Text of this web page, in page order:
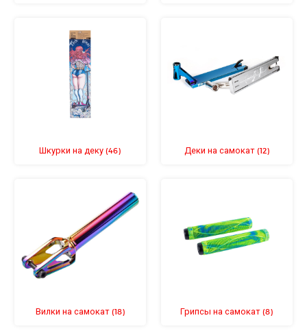
Шкурки на деку(46) Деки на самокат (12)
Вилки на самокат (18) Грипсы на самокат(8)